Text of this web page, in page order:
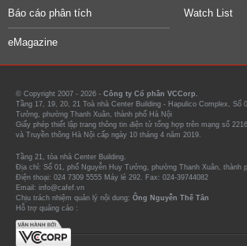
Báo cáo phân tích Watch List
eMagazine
© Copyright 2007 - 2026 - Công ty Cổ phần VCCorp.
Tầng 17, 19, 20, 21 Toà nhà Center Building - Hapulico Complex, Số
Tưởng, phường Thanh Xuân, thành phố Hà Nội
Giấy phép thiết lập trang thông tin điện tử tổng hợp trên mạng số
và Truyền thông Hà Nội cấp ngày 10 tháng 4 năm 2019.
Tầng 21, tòa nhà Center Building.
Địa chỉ: Số 01, phố Nguyễn Huy Tưởng, phường Thanh Xuân, thành
Điện thoại: 024 7309 5555 Máy lẻ 292. Fax: 024-39744082
Email: info@cafef.vn
Chịu trách nhiệm quản lý nội dung: Ông Nguyễn Thế Tân
Hỗ trợ quảng cáo :